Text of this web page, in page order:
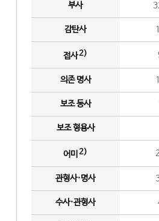
부사
감탄사
접사2)
의존 명사
보조 동사
보조 형용사
어미 2)
관형사·명사
수사·관형사